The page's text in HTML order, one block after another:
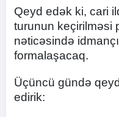
Qeyd edək ki, cari
turunun keçirilməsi
nəticəsində
formalaşacaq.
Üçüncü gündə
edirik: